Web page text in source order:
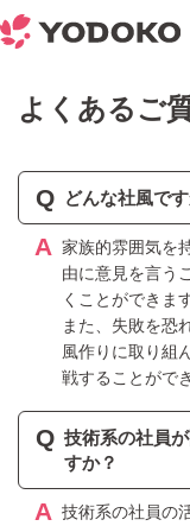
よくあるご
Q どんな社風で
A 家族的雰囲気を
由に意見を言う
くことができます
また、失敗を恐
風作りに取り組
戦することがで
Q 技術系の社員
すか？
A 技術系の社員の